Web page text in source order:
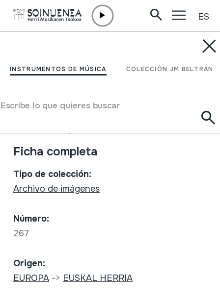
INSTRUMENTOS DE MÚSICA COLECCIÓN JM BELTRAN
Escribe lo que quieres buscar
ES
Txalaparta Festa 6.
Autor Egilea: J.M Beltran Emaile ezberdinak
Idiófonos->Golpeados->Directamente
Ficha completa
Tipo de colección:
Archivo de imágenes
Número:
267
Origen:
EUROPA-> EUSKAL HERRIA